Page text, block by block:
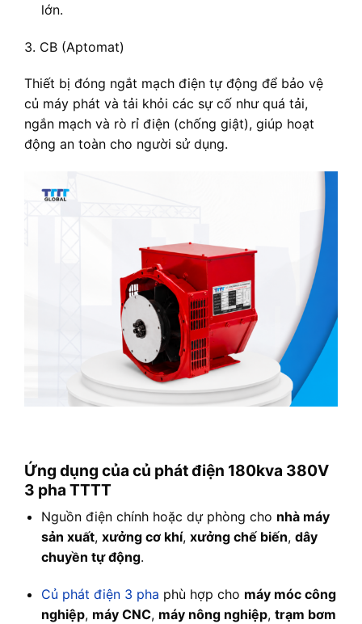
lớn.
3. CB (Aptomat)
Thiết bị đóng ngắt mạch điện tự động để bảo vệ
củ máy phát và tải khỏi các sự cố như quá tải,
ngắn mạch và rò rỉ điện (chống giật), giúp hoạt
động an toàn cho người sử dụng.
Ứng dụng của củ phát điện 180kva 380V
3 pha TTTT
Nguồn điện chính hoặc dự phòng cho nhà máy
sản xuất, xưởng cơ khí, xưởng chế biến, dây
chuyền tự động.
Củ phát điện 3 pha phù hợp cho máy móc công
nghiệp, máy CNC, máy nông nghiệp, trạm bơm